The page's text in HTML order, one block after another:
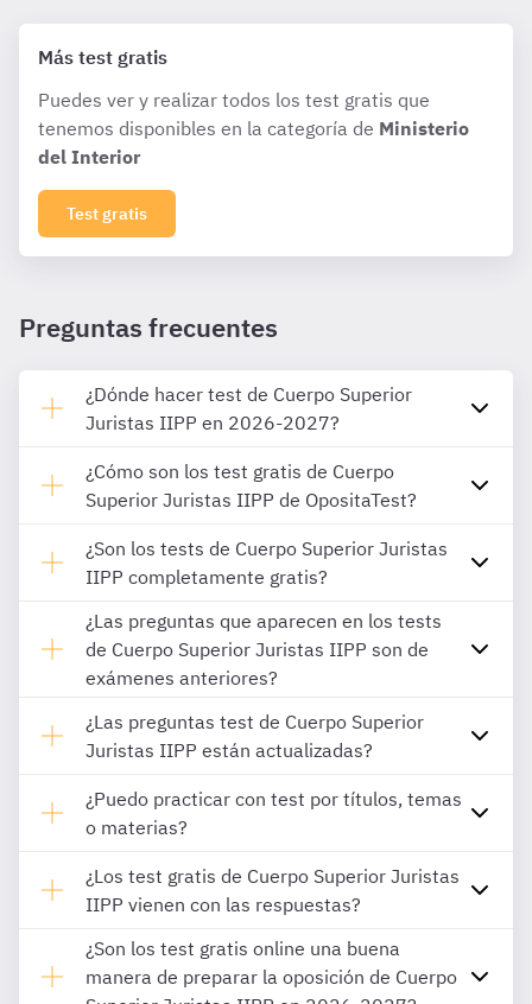
Más test gratis
Puedes ver y realizar todos los test gratis que
tenemos disponibles en la categoría de Ministerio
del Interior
Test gratis
Preguntas frecuentes
¿Dónde hacer test de Cuerpo Superior
Juristas IIPP en 2026-2027?
¿Cómo son los test gratis de Cuerpo
Superior Juristas IIPP de OpositaTest?
¿Son los tests de Cuerpo Superior Juristas
IIPP completamente gratis?
¿Las preguntas que aparecen en los tests
de Cuerpo Superior Juristas IIPP son de
exámenes anteriores?
¿Las preguntas test de Cuerpo Superior
Juristas IIPP están actualizadas?
¿Puedo practicar con test por títulos, temas
o materias?
¿Los test gratis de Cuerpo Superior Juristas
IIPP vienen con las respuestas?
¿Son los test gratis online una buena
manera de preparar la oposición de Cuerpo